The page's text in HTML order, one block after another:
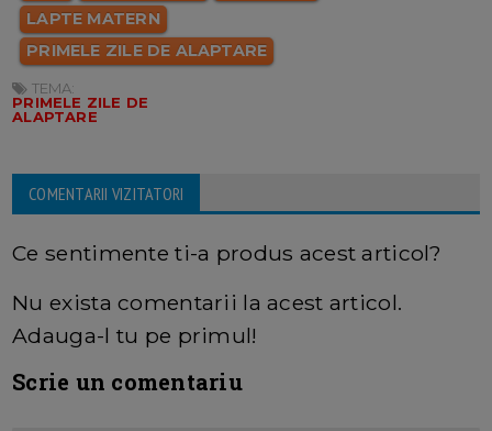
LAPTE MATERN
PRIMELE ZILE DE ALAPTARE
TEMA:
PRIMELE ZILE DE
ALAPTARE
COMENTARII VIZITATORI
Ce sentimente ti-a produs acest articol?
Nu exista comentarii la acest articol.
Adauga-l tu pe primul!
Scrie un comentariu